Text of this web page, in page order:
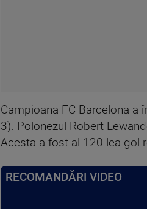
Campioana FC Barcelona a
3). Polonezul Robert
Acesta a fost al 120-lea gol
RECOMANDĂRI VIDEO